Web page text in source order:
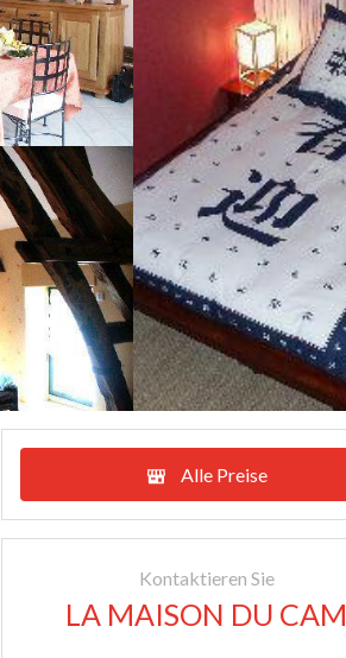
Alle Preise
Kontaktieren Sie
LA MAISON DU CAM